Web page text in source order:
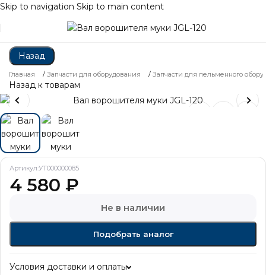
Skip to navigation Skip to main content
Назад
Главная / Запчасти для оборудования / Запчасти для пельменного
Назад к товарам
Артикул:УТ000000085
4 580 ₽
Не в наличии
Подобрать аналог
Условия доставки и оплаты